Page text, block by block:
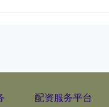
配资服务平台